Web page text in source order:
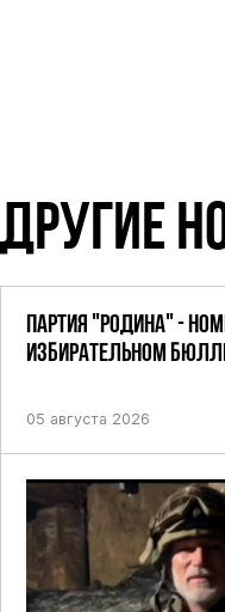
ДРУГИЕ
ПАРТИЯ "РОДИНА" -
ИЗБИРАТЕЛЬНОМ
05 августа 2026